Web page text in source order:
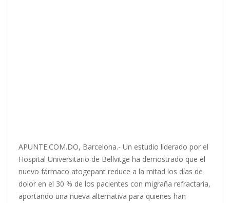
APUNTE.COM.DO, Barcelona.- Un estudio liderado por el
Hospital Universitario de Bellvitge ha demostrado que el
nuevo fármaco atogepant reduce a la mitad los días de
dolor en el 30 % de los pacientes con migraña refractaria,
aportando una nueva alternativa para quienes han